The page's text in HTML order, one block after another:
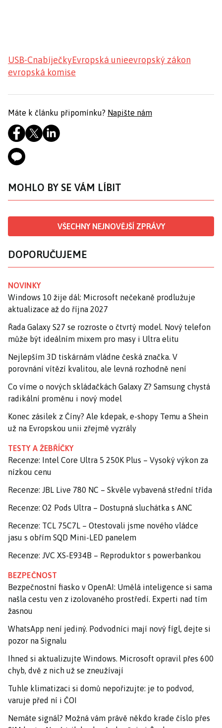
USB-CnabíječkyEvropská unieevropský zákon
evropská komise
Máte k článku připomínku? Napište nám
MOHLO BY SE VÁM LÍBIT
VŠECHNY NEJNOVĚJŠÍ ZPRÁVY
DOPORUČUJEME
NOVINKY
Windows 10 žije dál: Microsoft nečekaně prodlužuje
aktualizace až do října 2027
Řada Galaxy S27 se rozroste o čtvrtý model. Nový telefon
může být ideálním mixem pro masy i Ultra elitu
Nejlepším 3D tiskárnám vládne česká značka. V
porovnání vítězí kvalitou, ale levná rozhodně není
Co víme o nových skládačkách Galaxy Z? Samsung chystá
radikální proměnu i nový model
Konec zásilek z Číny? Ale kdepak, e-shopy Temu a Shein
už na Evropskou unii zřejmě vyzrály
TESTY A ŽEBŘÍČKY
Recenze: Intel Core Ultra 5 250K Plus – Vysoký výkon za
nízkou cenu
Recenze: JBL Live 780 NC – Skvěle vybavená střední třída
Recenze: O2 Pods Ultra – Dostupná sluchátka s ANC
Recenze: TCL 75C7L – Otestovali jsme nového vládce
jasu s obřím SQD Mini-LED panelem
Recenze: JVC XS-E934B – Reproduktor s powerbankou
BEZPEČNOST
Bezpečnostní fiasko v OpenAI: Umělá inteligence si sama
našla cestu ven z izolovaného prostředí. Experti nad tím
žasnou
WhatsApp není jediný. Podvodníci mají nový fígl, dejte si
pozor na Signalu
Ihned si aktualizujte Windows. Microsoft opravil přes 600
chyb, dvě z nich už se zneužívají
Tuhle klimatizaci si domů nepořizujte: je to podvod,
varuje před ní i ČOI
Nemáte signál? Možná vám právě někdo krade číslo přes